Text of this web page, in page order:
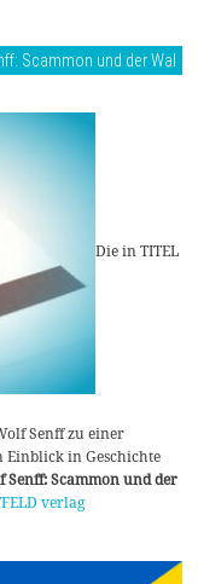
Scammon und der Wal
Die in TITEL
Senff zu einer
Einblick in Geschichte
Senff: Scammon und der
verlag